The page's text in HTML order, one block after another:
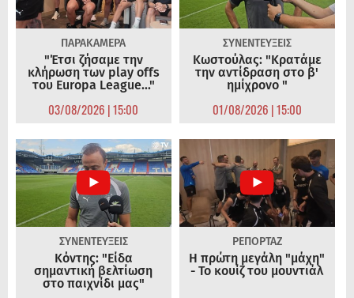
ΠΑΡΑΚΑΜΕΡΑ
"Έτσι ζήσαμε την
κλήρωση των play offs
του Europa League..."
03/08/2026 | 15:00
ΣΥΝΕΝΤΕΥΞΕΙΣ
Κωστούλας: "Κρατάμε
την αντίδραση στο β'
ημίχρονο "
01/08/2026 | 15:00
ΣΥΝΕΝΤΕΥΞΕΙΣ
Κόντης: "Είδα
σημαντική βελτίωση
στο παιχνίδι μας"
ΡΕΠΟΡΤΑΖ
Η πρώτη μεγάλη "μάχη"
- Το κουίζ του μουντιάλ